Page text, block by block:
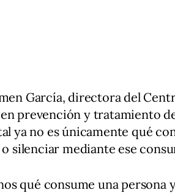
García, directora del
prevención y tratamiento
ya no es únicamente qué
silenciar mediante ese
qué consume una persona